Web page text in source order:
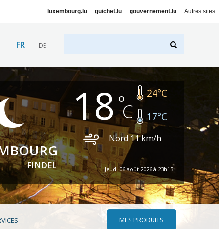
luxembourg.lu guichet.lu gouvernement.lu Autres sites
FR DE
FINDEL
18 24°C
17°C
Nord 11km/h
Jeudi 06 août 2026 à 23h15
MES PRODUITS